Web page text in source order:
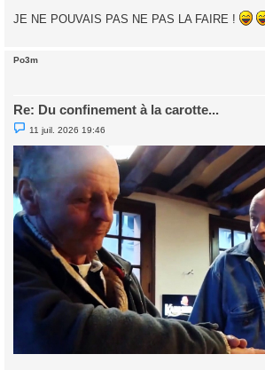
n
u
JE NE POUVAIS PAS NE PAS LA FAIRE !
Po3m
Re: Du confinement à la carotte...
M
e
s
s
g
e
n
o
n
11 juil. 2026 19:46